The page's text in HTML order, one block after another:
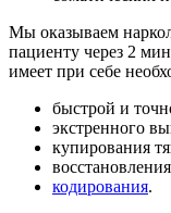
Мы оказываем
пациенту через 2
имеет при себе
быстрой и
экстренного
купирования
кодирования.